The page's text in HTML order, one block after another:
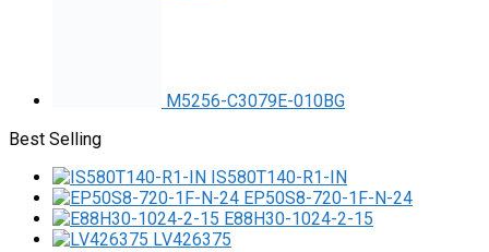
M5256-C3079E-010BG
Best Selling
IS580T140-R1-IN
EP50S8-720-1F-N-24
E88H30-1024-2-15
LV426375